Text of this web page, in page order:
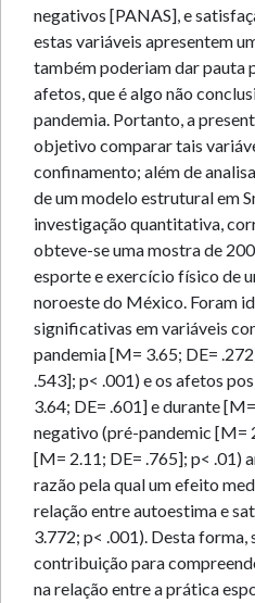
negativos [PANAS], e
estas variáveis apresentem
também poderiam dar pauta
afetos, que é algo não
pandemia. Portanto, a
objetivo comparar tais
confinamento; além de
de um modelo estrutural em
investigação quantitativa,
obteve-se uma mostra de
esporte e exercício físico de
noroeste do México. Foram
significativas em variáveis
pandemia [M= 3.65; DE=
.543]; p< .001) e os afetos
3.64; DE= .601] e durante
negativo (pré-pandemic [M=
[M= 2.11; DE= .765]; p< .01)
razão pela qual um efeito
relação entre autoestima e
3.772; p< .001). Desta forma,
contribuição para
na relação entre a prática